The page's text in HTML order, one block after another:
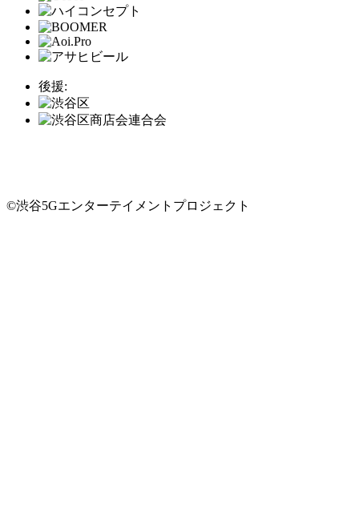
後援:
©渋谷5Gエンターテイメントプロジェクト